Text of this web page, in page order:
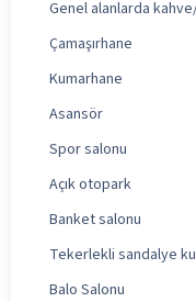
Genel alanlarda
Çamaşırhane
Kumarhane
Asansör
Spor salonu
Açık otopark
Banket salonu
Tekerlekli sandalye
Balo Salonu